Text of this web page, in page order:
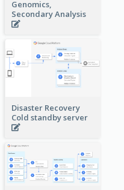
Genomics,
Secondary Analysis
Disaster Recovery
Cold standby server